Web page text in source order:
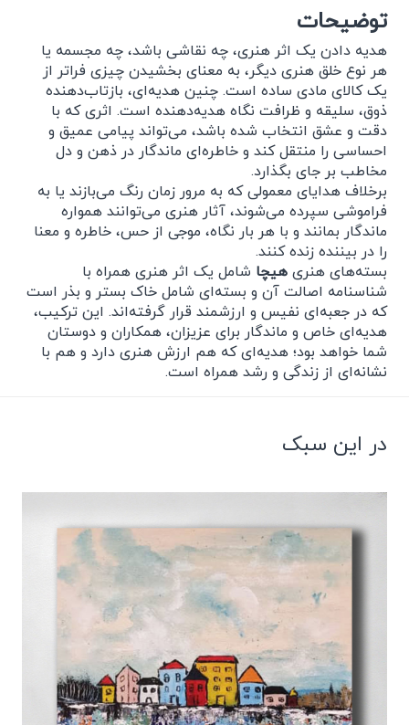
توضیحات
هدیه دادن یک اثر هنری، چه نقاشی باشد، چه مجسمه یا
هر نوع خلق هنری دیگر، به معنای بخشیدن چیزی فراتر از
یک کالای مادی ساده است. چنین هدیه‌ای، بازتاب‌دهنده
ذوق، سلیقه و ظرافت نگاه هدیه‌دهنده است. اثری که با
دقت و عشق انتخاب شده باشد، می‌تواند پیامی عمیق و
احساسی را منتقل کند و خاطره‌ای ماندگار در ذهن و دل
مخاطب بر جای بگذارد.
برخلاف هدایای معمولی که به مرور زمان رنگ می‌بازند یا به
فراموشی سپرده می‌شوند، آثار هنری می‌توانند همواره
ماندگار بمانند و با هر بار نگاه، موجی از حس، خاطره و معنا
را در بیننده زنده کنند.
بسته‌های هنریهیچا شامل یک اثر هنری همراه با
شناسنامه اصالت آن و بسته‌ای شامل خاک بستر و بذر است
که در جعبه‌ای نفیس و ارزشمند قرار گرفته‌اند. این ترکیب،
هدیه‌ای خاص و ماندگار برای عزیزان، همکاران و دوستان
شما خواهد بود؛ هدیه‌ای که هم ارزش هنری دارد و هم با
نشانه‌ای از زندگی و رشد همراه است.
در این سبک